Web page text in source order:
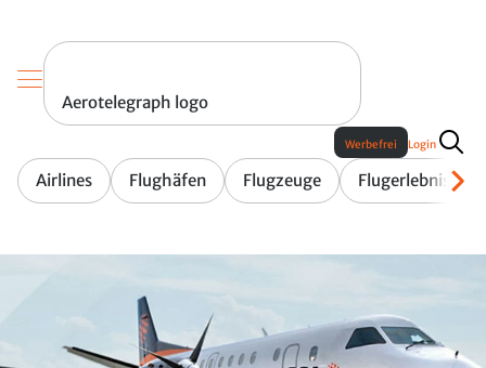
Aerotelegraph logo
Airlines Flughäfen Flugzeuge Flugerlebnis
Werbefrei Login